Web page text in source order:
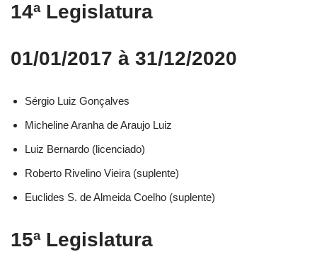
14ª Legislatura
01/01/2017 à 31/12/2020
Sérgio Luiz Gonçalves​
Micheline Aranha de Araujo Luiz​
Luiz Bernardo (licenciado)​
Roberto Rivelino Vieira (suplente)​
Euclides S. de Almeida Coelho (suplente)​
15ª Legislatura